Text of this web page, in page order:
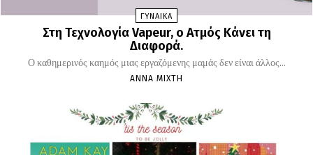
ΓΥΝΑΙΚΑ
Στη Τεχνολογία Vapeur, o Ατμός Κάνει τη
Διαφορά.
Ο καθημερινός καημός μιας εργαζόμενης μαμάς δεν είναι άλλος...
ΆΝΝΑ ΜΊΧΤΗ